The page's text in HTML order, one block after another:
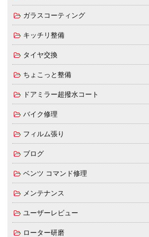
ガラスコーティング
キッチリ整備
タイヤ交換
ちょこっと整備
ドアミラー超撥水コート
バイク修理
フィルム張り
ブログ
ベンツ コマンド修理
メンテナンス
ユーザーレビュー
ローター研磨